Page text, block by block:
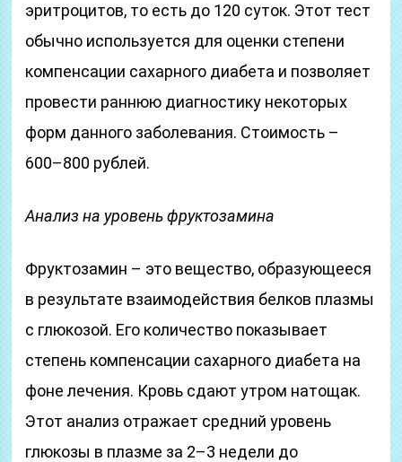
эритроцитов, то есть до 120 суток. Этот тест
обычно используется для оценки степени
компенсации сахарного диабета и позволяет
провести раннюю диагностику некоторых
форм данного заболевания. Стоимость –
600–800 рублей.
Анализ на уровень фруктозамина
Фруктозамин – это вещество, образующееся
в результате взаимодействия белков плазмы
с глюкозой. Его количество показывает
степень компенсации сахарного диабета на
фоне лечения. Кровь сдают утром натощак.
Этот анализ отражает средний уровень
глюкозы в плазме за 2–3 недели до